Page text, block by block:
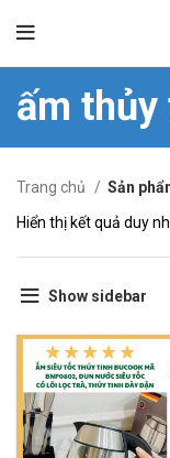
ấm thủy
Trang chủ
Sản
Hiển thị kết quả duy
Show sidebar